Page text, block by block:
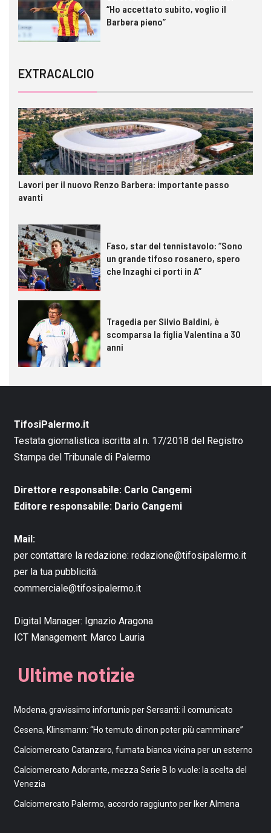
“Ho accettato subito, voglio il
Barbera pieno”
EXTRACALCIO
Lavori per il nuovo Renzo Barbera: importante passo
avanti
Faso, star del tennistavolo: “Sono
un grande tifoso rosanero, spero
che Inzaghi ci porti in A”
Tragedia per Silvio Baldini, è
scomparsa la figlia Valentina a 30
anni
TifosiPalermo.it
Testata giornalistica iscritta al n. 17/2018 del Registro
Stampa del Tribunale di Palermo
Direttore responsabile: Carlo Cangemi
Editore responsabile: Dario Cangemi
Mail:
per contattare la redazione: redazione@tifosipalermo.it
per la tua pubblicità:
commerciale@tifosipalermo.it
Digital Manager: Ignazio Aragona
ICT Management: Marco Lauria
Ultime notizie
Modena, gravissimo infortunio per Sersanti: il comunicato
Cesena, Klinsmann: “Ho temuto di non poter più camminare”
Calciomercato Catanzaro, fumata bianca vicina per un esterno
Calciomercato Adorante, mezza Serie B lo vuole: la scelta del
Venezia
Calciomercato Palermo, accordo raggiunto per Iker Almena